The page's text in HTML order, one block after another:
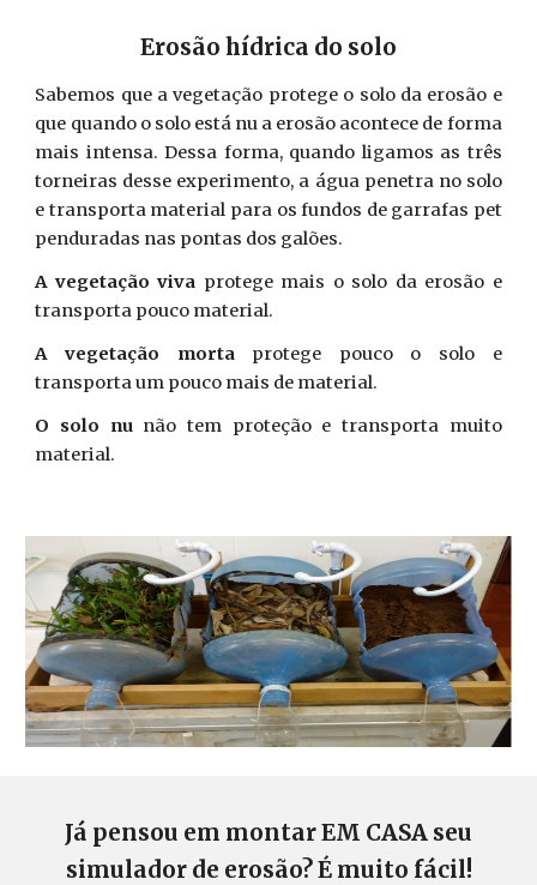
Erosão hídrica do solo
Sabemos que a vegetação protege o solo da erosão e
que quando o solo está nu a erosão acontece de forma
mais intensa. Dessa forma, quando ligamos as três
torneiras desse experimento, a água penetra no solo
e transporta material para os fundos de garrafas pet
penduradas nas pontas dos galões.
A vegetação viva protege mais o solo da erosão e
transporta pouco material.
A vegetação
mortaprotege pouco o solo e
transporta um pouco mais de material.
O solo nunão tem proteção e transporta muito
material.
Já pensou em montar EM CASA seu
simulador de erosão? É muito fácil!